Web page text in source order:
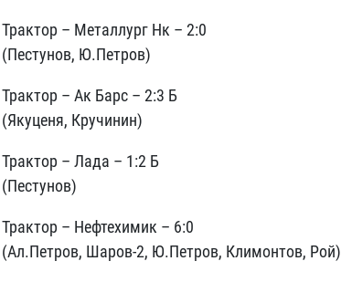
Трактор – Металлург Нк – 2:0
(Пестунов, Ю.Петров)
Трактор – Ак Барс – 2:3 Б
(Якуценя, Кручинин)
Трактор – Лада – 1:2 Б
(Пестунов)
Трактор – Нефтехимик – 6:0
(Ал.Петров, Шаров-2, Ю.Петров, Климонтов, Рой)